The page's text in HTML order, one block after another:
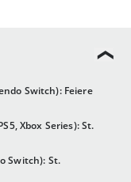
Switch): Feiere
Xbox Series): St.
Switch): St.